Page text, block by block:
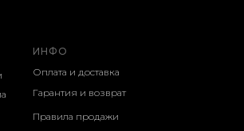
ИНФО
Оплата и доставка
Гарантия и возврат
Правила продажи